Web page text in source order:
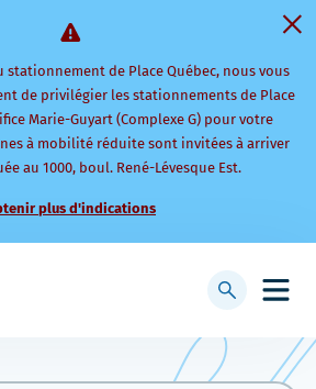
stationnement de Place Québec, nous vous
de privilégier les stationnements de Place
Marie-Guyart (Complexe G) pour votre
à mobilité réduite sont invitées à arriver
au 1000, boul. René-Lévesque Est.
plus d'indications
menu
Afficher
barre